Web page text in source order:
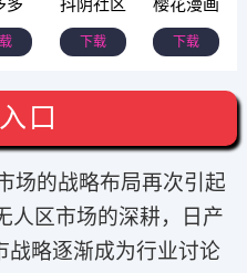
多 抖阴社区
下载
樱花漫画
下载
口
场的战略布局再次引起
人区市场的深耕，日产
战略逐渐成为行业讨论